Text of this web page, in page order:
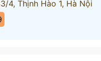
4, Thịnh Hào 1, Hà Nội